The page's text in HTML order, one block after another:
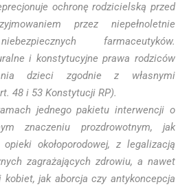
ochronę rodzicielską przed
przez niepełnoletnie
farmaceutyków.
i konstytucyjne prawa rodziców
dzieci zgodnie z własnymi
48 i 53 Konstytucji RP).
jednego pakietu interwencji o
znaczeniu prozdrowotnym, jak
okołoporodowej, z legalizacją
zagrażających zdrowiu, a nawet
jak aborcja czy antykoncepcja